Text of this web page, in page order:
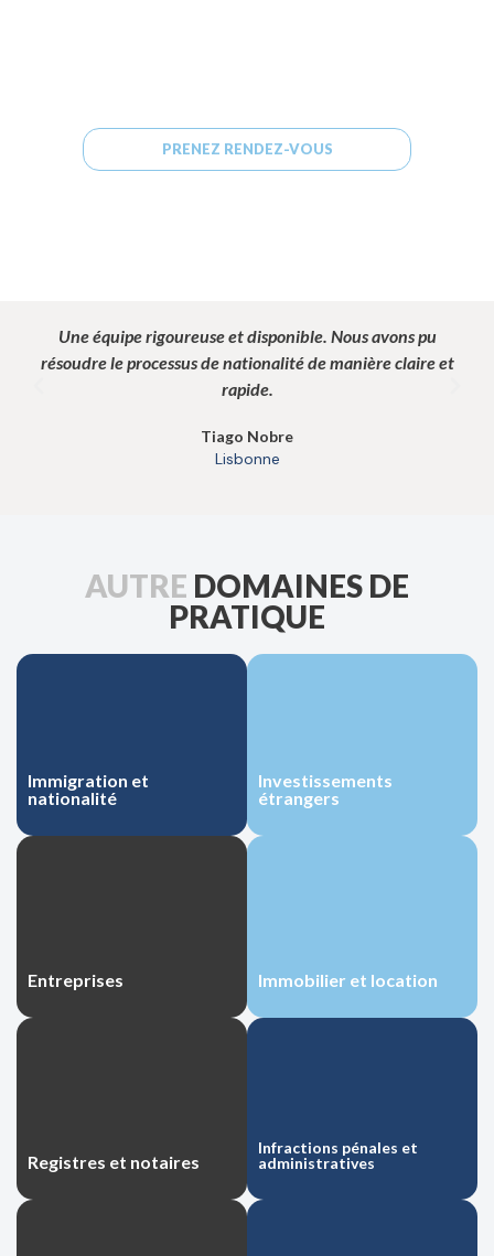
PRENEZ RENDEZ-VOUS
Une équipe rigoureuse et disponible. Nous avons pu
résoudre le processus de nationalité de manière claire et
rapide.
Tiago Nobre
Lisbonne
AUTRE DOMAINES DE
PRATIQUE
Immigration et
nationalité
Immigration et
nationalité
Investissements
étrangers
Investissements
étrangers
Entreprises
Entreprises Immobilier et location
Immobilier et location
Registres et notaires
Registres et notaires
Infractions pénales et
administratives
Infractions pénales et
administratives